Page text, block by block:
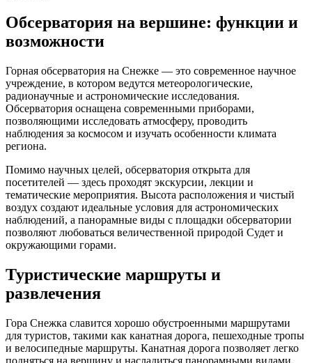
Обсерватория на вершине: функции и
возможности
Горная обсерватория на Снежке — это современное научное
учреждение, в котором ведутся метеорологические,
радионаучные и астрономические исследования.
Обсерватория оснащена современными приборами,
позволяющими исследовать атмосферу, проводить
наблюдения за космосом и изучать особенности климата
региона.
Помимо научных целей, обсерватория открыта для
посетителей — здесь проходят экскурсии, лекции и
тематические мероприятия. Высота расположения и чистый
воздух создают идеальные условия для астрономических
наблюдений, а панорамные виды с площадки обсерватории
позволяют любоваться величественной природой Судет и
окружающими горами.
Туристические маршруты и
развлечения
Гора Снежка славится хорошо обустроенными маршрутами
для туристов, такими как канатная дорога, пешеходные тропы
и велосипедные маршруты. Канатная дорога позволяет легко